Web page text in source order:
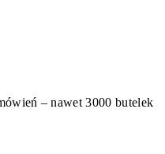
– nawet 3000 butelek